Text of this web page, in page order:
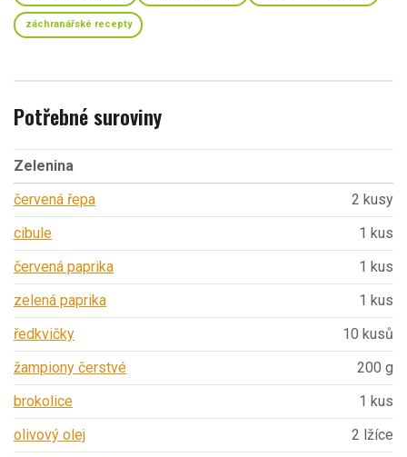
záchranářské recepty
Potřebné suroviny
Zelenina
červená řepa
2 kusy
cibule
1 kus
červená paprika
1 kus
zelená paprika
1 kus
ředkvičky
10 kusů
žampiony čerstvé
200 g
brokolice
1 kus
olivový olej
2 lžíce